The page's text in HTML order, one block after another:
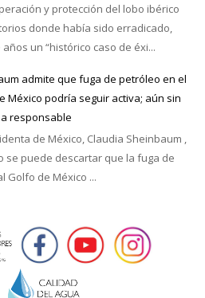
y protección del lobo ibérico
donde había sido erradicado,
un “histórico caso de éxi...
admite que fuga de petróleo en el
México podría seguir activa; aún sin
responsable
de México, Claudia Sheinbaum ,
se puede descartar que la fuga de
Golfo de México ...